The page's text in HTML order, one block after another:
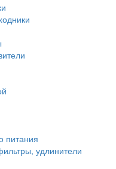
питания
удлинители